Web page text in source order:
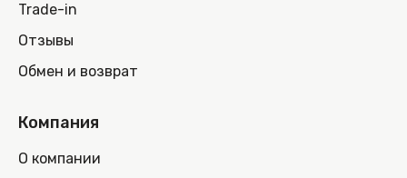
Trade-in
Отзывы
Обмен и возврат
Компания
О компании